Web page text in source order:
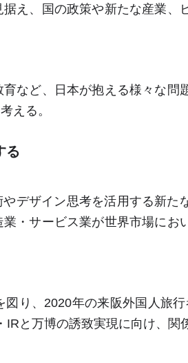
え、国の政策や新たな産業、
ど、日本が抱える様々な問
える。
る
デザイン思考を活用する新た
・サービス業が世界市場にお
り、 2020年の来阪外国人旅行
・ IR と万博の誘致実現に向け、関